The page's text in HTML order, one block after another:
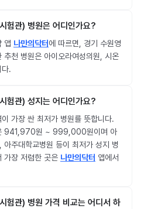
험관) 병원은 어디인가요?
앱 나만의닥터에 따르면, 경기 수원영
추천 병원은 아이오라여성의원, 시온
다.
험관) 성지는 어디인가요?
가장 싼 최저가 병원를 뜻합니다.
941,970원 ~ 999,000원이며 아
주대학교병원 등이 최저가 성지 병
가장 저렴한 곳은 나만의닥터 앱에서
험관) 병원 가격 비교는 어디서 하